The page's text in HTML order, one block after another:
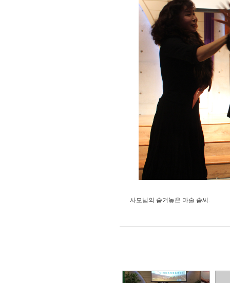
사모님의 숨겨놓은 마술 솜씨.